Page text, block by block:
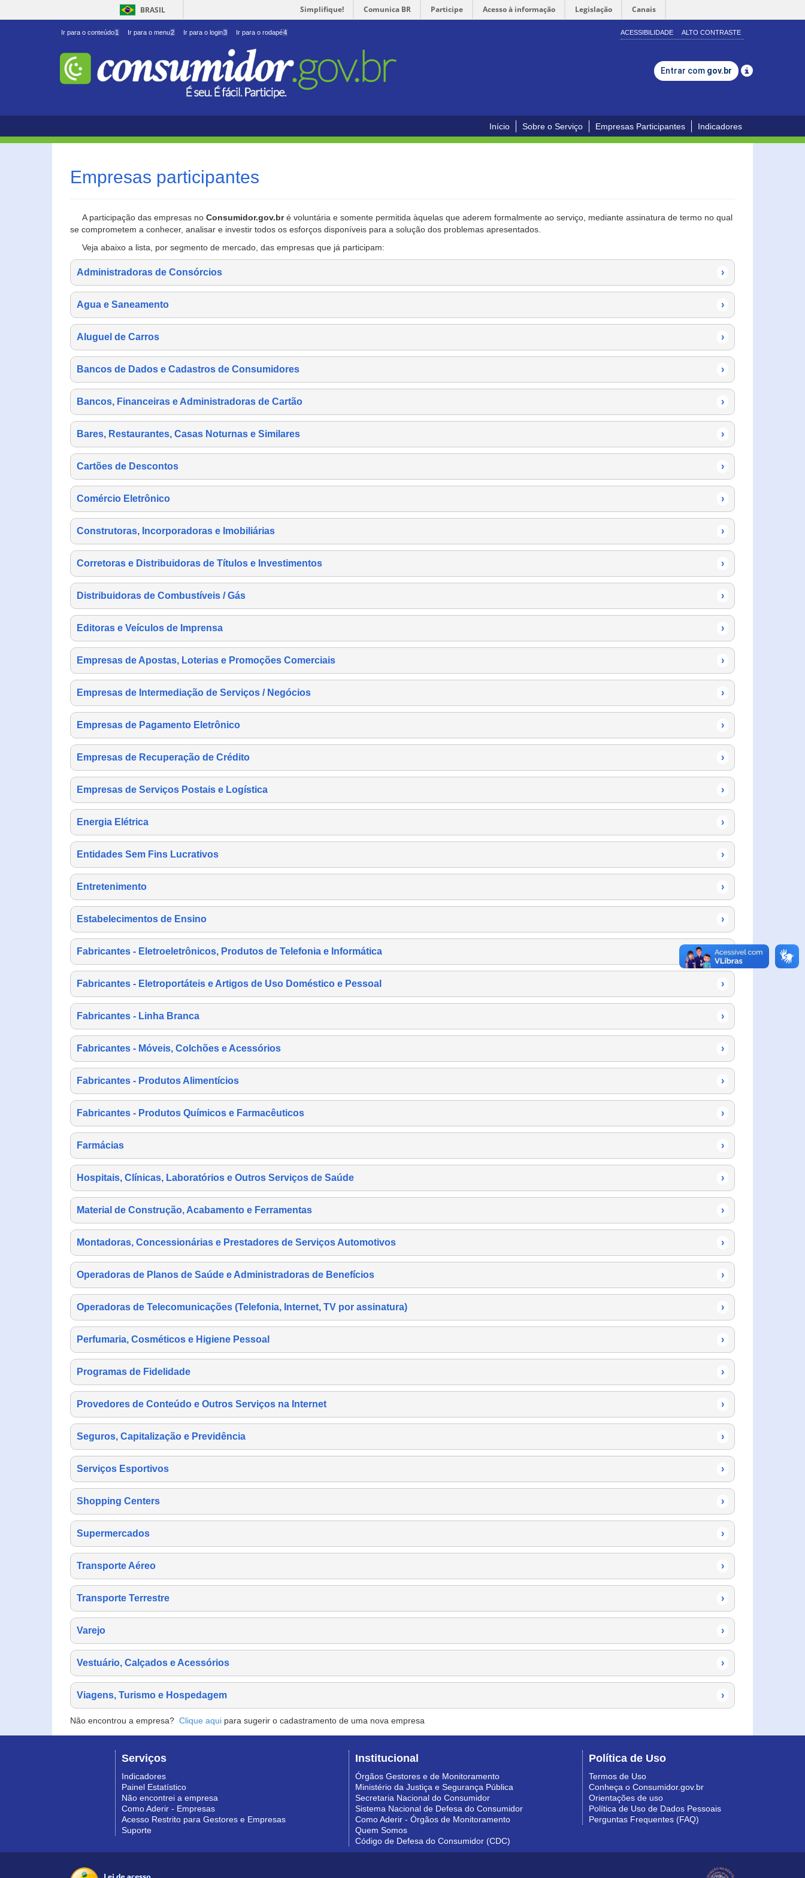
BRASIL Simplifique! Comunica BR Participe Acesso à informação Legislação Canais
Ir para o conteúdo1 Ir para o menu2 Ir para o login3 Ir para o rodapé4 ACESSIBILIDADE ALTO CONTRASTE
Entrar com gov.br
Início Sobre o Serviço Empresas Participantes Indicadores
Empresas participantes
A participação das empresas no Consumidor.gov.bré voluntária e somente permitida àquelas que aderem formalmente ao serviço, mediante assinatura de termo no qual
se comprometem a conhecer, analisar e investir todos os esforços disponíveis para a solução dos problemas apresentados.
Veja abaixo a lista, por segmento de mercado, das empresas que já participam:
Administradoras de Consórcios ›
Agua e Saneamento ›
Aluguel de Carros ›
Bancos de Dados e Cadastros de Consumidores ›
Bancos, Financeiras e Administradoras de Cartão ›
Bares, Restaurantes, Casas Noturnas e Similares ›
Cartões de Descontos ›
Comércio Eletrônico ›
Construtoras, Incorporadoras e Imobiliárias ›
Corretoras e Distribuidoras de Títulos e Investimentos ›
Distribuidoras de Combustíveis / Gás ›
Editoras e Veículos de Imprensa ›
Empresas de Apostas, Loterias e Promoções Comerciais ›
Empresas de Intermediação de Serviços / Negócios ›
Empresas de Pagamento Eletrônico ›
Empresas de Recuperação de Crédito ›
Empresas de Serviços Postais e Logística ›
Energia Elétrica ›
Entidades Sem Fins Lucrativos ›
Entretenimento ›
Estabelecimentos de Ensino ›
Fabricantes - Eletroeletrônicos, Produtos de Telefonia e Informática ›
Fabricantes - Eletroportáteis e Artigos de Uso Doméstico e Pessoal ›
Fabricantes - Linha Branca ›
Fabricantes - Móveis, Colchões e Acessórios ›
Fabricantes - Produtos Alimentícios ›
Fabricantes - Produtos Químicos e Farmacêuticos ›
Farmácias ›
Hospitais, Clínicas, Laboratórios e Outros Serviços de Saúde ›
Material de Construção, Acabamento e Ferramentas ›
Montadoras, Concessionárias e Prestadores de Serviços Automotivos ›
Operadoras de Planos de Saúde e Administradoras de Benefícios ›
Operadoras de Telecomunicações (Telefonia, Internet, TV por assinatura) ›
Perfumaria, Cosméticos e Higiene Pessoal ›
Programas de Fidelidade ›
Provedores de Conteúdo e Outros Serviços na Internet ›
Seguros, Capitalização e Previdência ›
Serviços Esportivos ›
Shopping Centers ›
Supermercados ›
Transporte Aéreo ›
Transporte Terrestre ›
Varejo ›
Vestuário, Calçados e Acessórios ›
Viagens, Turismo e Hospedagem ›
Não encontrou a empresa? Clique aqui para sugerir o cadastramento de uma nova empresa
Serviços
Indicadores
Painel Estatístico
Não encontrei a empresa
Como Aderir - Empresas
Acesso Restrito para Gestores e Empresas
Suporte
Institucional
Órgãos Gestores e de Monitoramento
Ministério da Justiça e Segurança Pública
Secretaria Nacional do Consumidor
Sistema Nacional de Defesa do Consumidor
Como Aderir - Órgãos de Monitoramento
Quem Somos
Código de Defesa do Consumidor (CDC)
Política de Uso
Termos de Uso
Conheça o Consumidor.gov.br
Orientações de uso
Política de Uso de Dados Pessoais
Perguntas Frequentes (FAQ)